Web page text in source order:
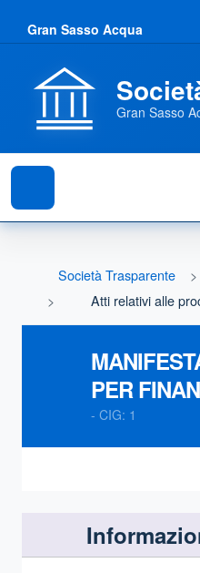
Gran Sasso Acqua
Gran Sasso
Società Trasparente
Atti relativi alle
PER
- CIG: 1